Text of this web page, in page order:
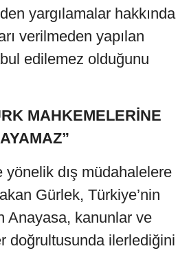
yargılamalar hakkında
verilmeden yapılan
edilemez olduğunu
MAHKEMELERİNE
yönelik dış müdahalelere
Gürlek, Türkiye’nin
Anayasa, kanunlar ve
doğrultusunda ilerlediğini